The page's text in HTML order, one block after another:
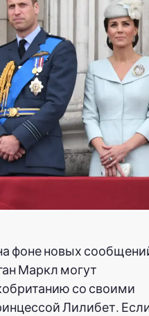
фоне новых
Маркл могут
со своими
Лилибет.